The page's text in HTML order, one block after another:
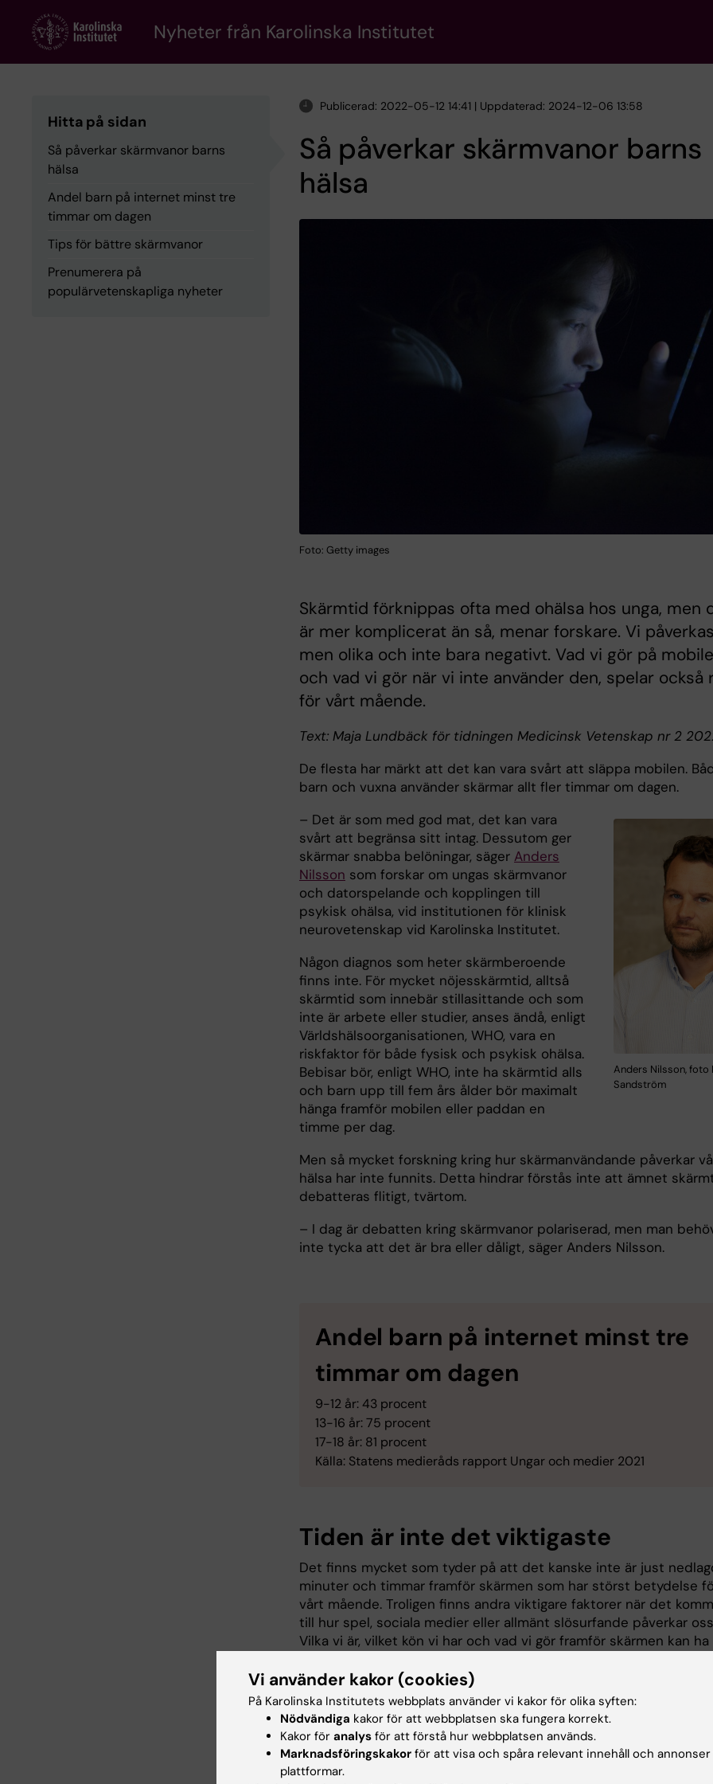
content
Nyheter från Karolinska Institutet
Hitta på sidan
Så påverkar skärmvanor barns
hälsa
Andel barn på internet minst tre
timmar om dagen
Tips för bättre skärmvanor
Prenumerera på
populärvetenskapliga nyheter
Publicerad: 2022-05-12 14:41 | Uppdaterad: 2024-12-06 13:58
Så påverkar skärmvanor barns
hälsa
Foto: Getty images
Skärmtid förknippas ofta med ohälsa hos unga, men
är mer komplicerat än så, menar forskare. Vi
men olika och inte bara negativt. Vad vi gör på
och vad vi gör när vi inte använder den, spelar också
för vårt mående.
Text: Maja Lundbäck för tidningen Medicinsk Vetenskap nr 2
De flesta har märkt att det kan vara svårt att släppa mobilen.
barn och vuxna använder skärmar allt fler timmar om dagen.
Anders Nilsson, foto
Sandström
– Det är som med god mat, det kan vara
svårt att begränsa sitt intag. Dessutom ger
skärmar snabba belöningar, säger Anders
Nilsson som forskar om ungas skärmvanor
och datorspelande och kopplingen till
psykisk ohälsa, vid institutionen för klinisk
neurovetenskap vid Karolinska Institutet.
Någon diagnos som heter skärmberoende
finns inte. För mycket nöjesskärmtid, alltså
skärmtid som innebär stillasittande och som
inte är arbete eller studier, anses ändå, enligt
Världshälsoorganisationen, WHO, vara en
riskfaktor för både fysisk och psykisk ohälsa.
Bebisar bör, enligt WHO, inte ha skärmtid alls
och barn upp till fem års ålder bör maximalt
hänga framför mobilen eller paddan en
timme per dag.
Men så mycket forskning kring hur skärmanvändande påverkar
hälsa har inte funnits. Detta hindrar förstås inte att ämnet
debatteras flitigt, tvärtom.
– I dag är debatten kring skärmvanor polariserad, men man
inte tycka att det är bra eller dåligt, säger Anders Nilsson.
Andel barn på internet minst tre
timmar om dagen
9-12 år: 43 procent
13-16 år: 75 procent
17-18 år: 81 procent
Källa: Statens medieråds rapport Ungar och medier 2021
Tiden är inte det viktigaste
Det finns mycket som tyder på att det kanske inte är just
minuter och timmar framför skärmen som har störst betydelse
vårt mående. Troligen finns andra viktigare faktorer när det
till hur spel, sociala medier eller allmänt slösurfande påverkar
Vilka vi är, vilket kön vi har och vad vi gör framför skärmen kan ha
något annat än hänger där.
Mats Hallgren , vid institutionen för
global folkhälsa vid Karolinska
har tittat på ungas psykiska hälsa
jämfört unga som spelar väldigt lite
Vi använder kakor (cookies)
På Karolinska Institutets webbplats använder vi kakor för olika syften:
Nödvändiga kakor för att webbplatsen ska fungera korrekt.
Kakor för analys för att förstå hur webbplatsen används.
Marknadsföringskakor för att visa och spåra relevant innehåll och
plattformar.